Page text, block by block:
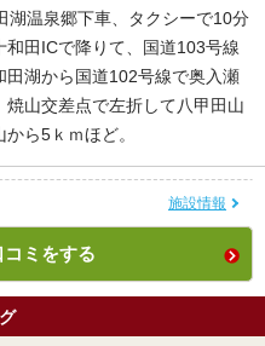
湖温泉郷下車、タクシーで10分
和田ICで降りて、国道103号線
田湖から国道102号線で奥入瀬
焼山交差点で左折して八甲田山
ら5ｋｍほど。
施設情報
ミをする